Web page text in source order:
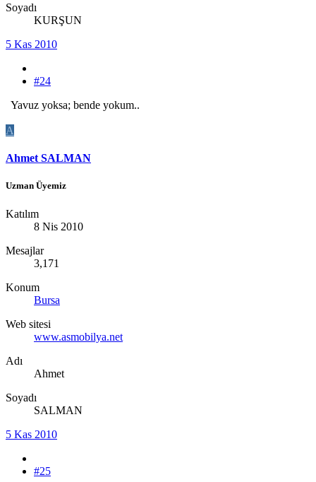
Soyadı
KURŞUN
5 Kas 2010
#24
Yavuz yoksa; bende yokum..
A
Ahmet SALMAN
Uzman Üyemiz
Katılım
8 Nis 2010
Mesajlar
3,171
Konum
Bursa
Web sitesi
www.asmobilya.net
Adı
Ahmet
Soyadı
SALMAN
5 Kas 2010
#25